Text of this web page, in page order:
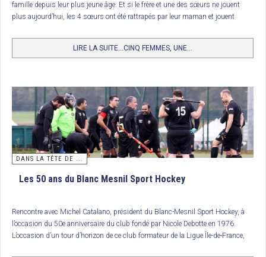
2. Polo HCM
6. HC Cauchois
7. HC Nantes
8. FC Lyon
9. Wattignies
10. Girondins de Bordeaux
13. Amiens SC
famille depuis leur plus jeune âge. Et si le frère et une des sœurs ne jouent
plus aujourd’hui, les 4 sœurs ont été rattrapés par leur maman et jouent
LIRE LA SUITE...CINQ FEMMES, UNE...
DANS LA TÊTE DE ...
Les 50 ans du Blanc Mesnil Sport Hockey
Rencontre avec Michel Catalano, président du Blanc-Mesnil Sport Hockey, à
l’occasion du 50e anniversaire du club fondé par Nicole Debotte en 1976.
L’occasion d’un tour d’horizon de ce club formateur de la Ligue Île-de-France,